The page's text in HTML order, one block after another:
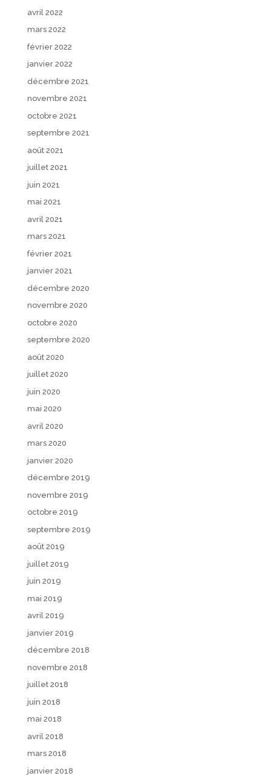
avril 2022
mars 2022
février 2022
janvier 2022
décembre 2021
novembre 2021
octobre 2021
septembre 2021
août 2021
juillet 2021
juin 2021
mai 2021
avril 2021
mars 2021
février 2021
janvier 2021
décembre 2020
novembre 2020
octobre 2020
septembre 2020
août 2020
juillet 2020
juin 2020
mai 2020
avril 2020
mars 2020
janvier 2020
décembre 2019
novembre 2019
octobre 2019
septembre 2019
août 2019
juillet 2019
juin 2019
mai 2019
avril 2019
janvier 2019
décembre 2018
novembre 2018
juillet 2018
juin 2018
mai 2018
avril 2018
mars 2018
janvier 2018